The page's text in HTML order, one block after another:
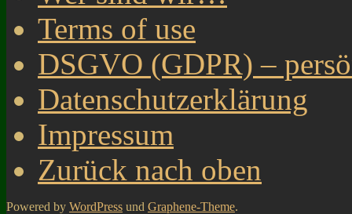
Terms of use
DSGVO (GDPR) –
Datenschutzerklärung
Impressum
Zurück nach oben
Powered by WordPress und Graphene-Theme.